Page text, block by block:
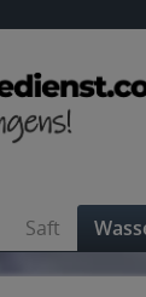
Saft